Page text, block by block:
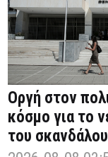
Οργή στον
κόσμο για το
του